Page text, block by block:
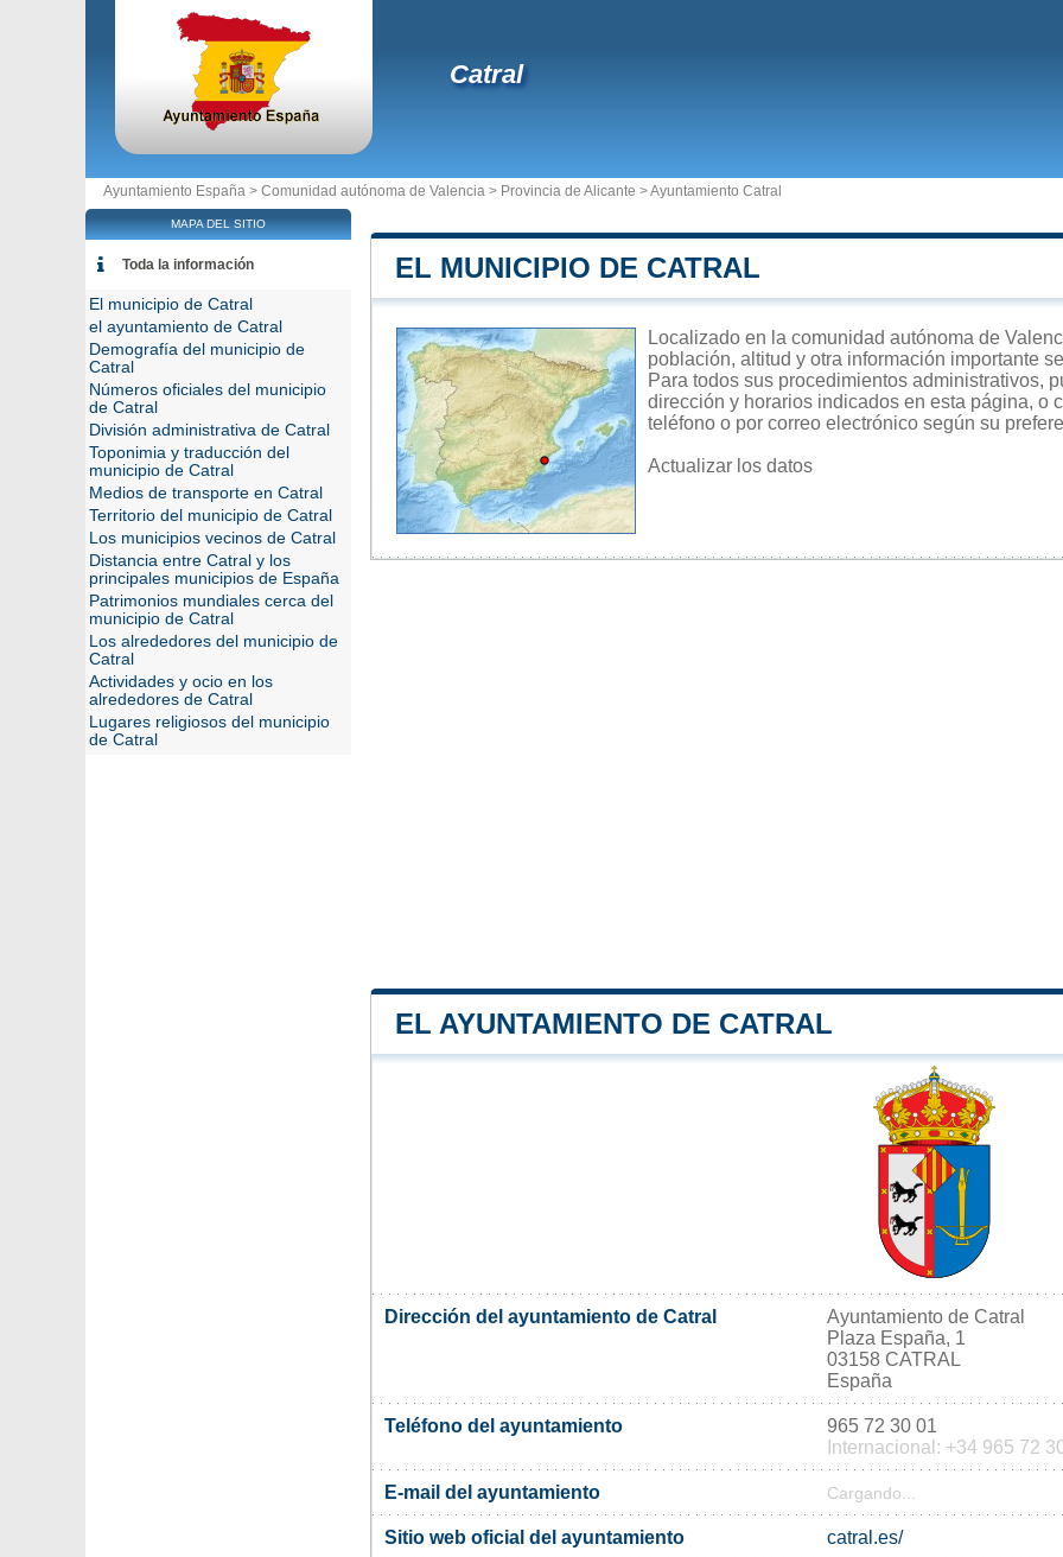
Catral
Ayuntamiento España > Comunidad autónoma de Valencia > Provincia de Alicante >Ayuntamiento Catral
EL MUNICIPIO DE CATRAL
Localizado en la comunidad autónoma de
población, altitud y otra información importante
Para todos sus procedimientos administrativos,
dirección y horarios indicados en esta página, o
teléfono o por correo electrónico según su
Actualizar los datos
EL AYUNTAMIENTO DE CATRAL
Dirección del ayuntamiento de Catral
Ayuntamiento de Catral
Plaza España, 1
03158 CATRAL
España
Teléfono del ayuntamiento
965 72 30 01
Internacional: +34 965 72
E-mail del ayuntamiento Cargando...
Sitio web oficial del ayuntamiento catral.es/
MAPA DEL SITIO
Toda la información
El municipio de Catral
el ayuntamiento de Catral
Demografía del municipio de
Catral
Números oficiales del municipio
de Catral
División administrativa de Catral
Toponimia y traducción del
municipio de Catral
Medios de transporte en Catral
Territorio del municipio de Catral
Los municipios vecinos de Catral
Distancia entre Catral y los
principales municipios de España
Patrimonios mundiales cerca del
municipio de Catral
Los alrededores del municipio de
Catral
Actividades y ocio en los
alrededores de Catral
Lugares religiosos del municipio
de Catral